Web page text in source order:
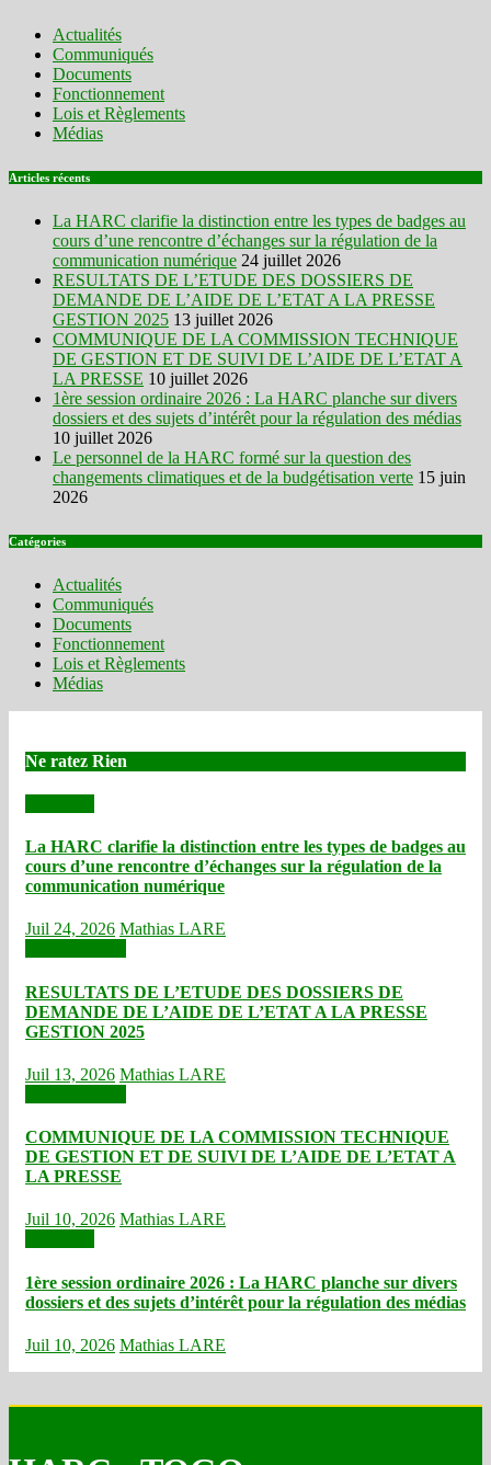
Actualités
Communiqués
Documents
Fonctionnement
Lois et Règlements
Médias
Articles récents
La HARC clarifie la distinction entre les types de badges au
cours d’une rencontre d’échanges sur la régulation de la
communication numérique 24 juillet 2026
RESULTATS DE L’ETUDE DES DOSSIERS DE
DEMANDE DE L’AIDE DE L’ETAT A LA PRESSE
GESTION 2025 13 juillet 2026
COMMUNIQUE DE LA COMMISSION TECHNIQUE
DE GESTION ET DE SUIVI DE L’AIDE DE L’ETAT A
LA PRESSE 10 juillet 2026
1ère session ordinaire 2026 : La HARC planche sur divers
dossiers et des sujets d’intérêt pour la régulation des médias
10 juillet 2026
Le personnel de la HARC formé sur la question des
changements climatiques et de la budgétisation verte 15 juin
2026
Catégories
Actualités
Communiqués
Documents
Fonctionnement
Lois et Règlements
Médias
Ne ratez Rien
La HARC clarifie la distinction entre les types de badges au
cours d’une rencontre d’échanges sur la régulation de la
communication numérique
Juil 24, 2026 Mathias LARE
RESULTATS DE L’ETUDE DES DOSSIERS DE
DEMANDE DE L’AIDE DE L’ETAT A LA PRESSE
GESTION 2025
Juil 13, 2026 Mathias LARE
COMMUNIQUE DE LA COMMISSION TECHNIQUE
DE GESTION ET DE SUIVI DE L’AIDE DE L’ETAT A
LA PRESSE
Juil 10, 2026 Mathias LARE
1ère session ordinaire 2026 : La HARC planche sur divers
dossiers et des sujets d’intérêt pour la régulation des médias
Juil 10, 2026 Mathias LARE